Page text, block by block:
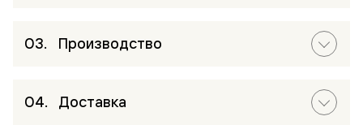
Производство
Доставка